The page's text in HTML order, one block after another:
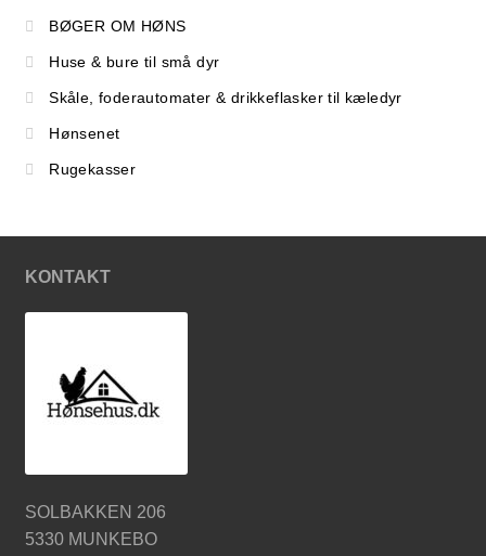
BØGER OM HØNS
Huse & bure til små dyr
Skåle, foderautomater & drikkeflasker til kæledyr
Hønsenet
Rugekasser
KONTAKT
SOLBAKKEN 206
5330 MUNKEBO